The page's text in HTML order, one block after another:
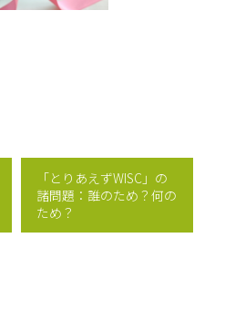
「とりあえずWISC」の
諸問題：誰のため？何の
ため？